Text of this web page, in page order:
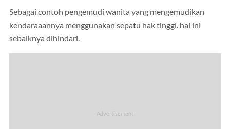
Sebagai contoh pengemudi wanita yang mengemudikan
kendaraaannya menggunakan sepatu hak tinggi. hal ini
sebaiknya dihindari.